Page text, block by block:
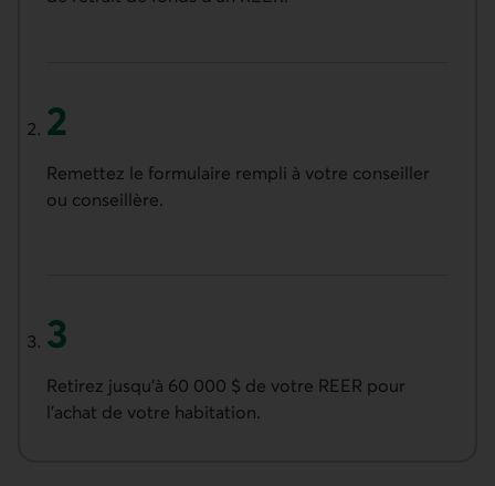
Deuxième étape
Remettez le formulaire rempli à votre conseiller
ou conseillère.
Troisième étape
Retirez jusqu’à 60 000 $ de votre REER pour
l’achat de votre habitation.